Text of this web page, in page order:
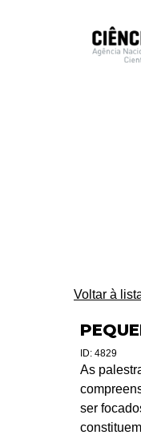
Voltar à
ID: 4829
As
ser